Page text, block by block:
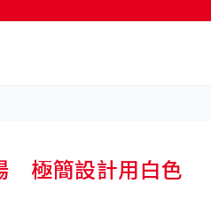
極簡設計用白色